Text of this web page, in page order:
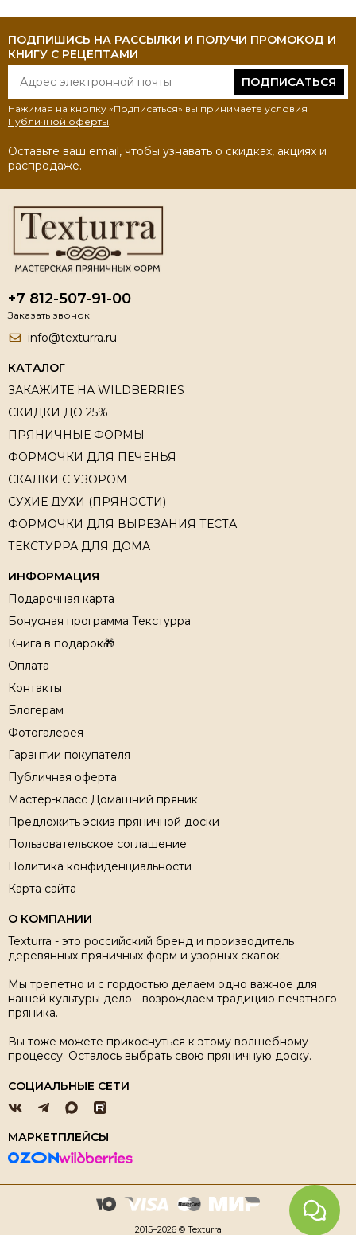
ПОДПИШИСЬ НА РАССЫЛКИ И ПОЛУЧИ ПРОМОКОД И
КНИГУ С РЕЦЕПТАМИ
ПОДПИСАТЬСЯ
Нажимая на кнопку «Подписаться» вы принимаете условия
Публичной оферты
Оставьте ваш email, чтобы узнавать о скидках, акциях и
распродаже.
+7 812-507-91-00
Заказать звонок
info@texturra.ru
КАТАЛОГ
ЗАКАЖИТЕ НА WILDBERRIES
СКИДКИ ДО 25%
ПРЯНИЧНЫЕ ФОРМЫ
ФОРМОЧКИ ДЛЯ ПЕЧЕНЬЯ
СКАЛКИ С УЗОРОМ
СУХИЕ ДУХИ (ПРЯНОСТИ)
ФОРМОЧКИ ДЛЯ ВЫРЕЗАНИЯ ТЕСТА
ТЕКСТУРРА ДЛЯ ДОМА
ИНФОРМАЦИЯ
Подарочная карта
Бонусная программа Текстурра
Книга в подарок🎁
Оплата
Контакты
Блогерам
Фотогалерея
Гарантии покупателя
Публичная оферта
Мастер-класс Домашний пряник
Предложить эскиз пряничной доски
Пользовательское соглашение
Политика конфиденциальности
Карта сайта
О КОМПАНИИ
Texturra - это российский бренд и производитель
деревянных пряничных форм и узорных скалок.
Мы трепетно и с гордостью делаем одно важное для
нашей культуры дело - возрождаем традицию печатного
пряника.
Вы тоже можете прикоснуться к этому волшебному
процессу. Осталось выбрать свою пряничную доску.
СОЦИАЛЬНЫЕ СЕТИ
МАРКЕТПЛЕЙСЫ
2015–2026 © Texturra